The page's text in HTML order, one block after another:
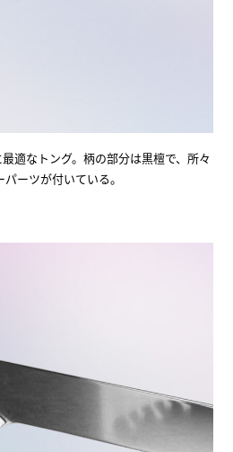
適なトング。柄の部分は黒檀で、所々
ーツが付いている。